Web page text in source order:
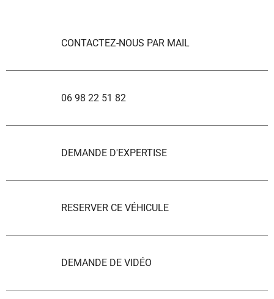
CONTACTEZ-NOUS PAR MAIL
06 98 22 51 82
DEMANDE D'EXPERTISE
RESERVER CE VÉHICULE
DEMANDE DE VIDÉO